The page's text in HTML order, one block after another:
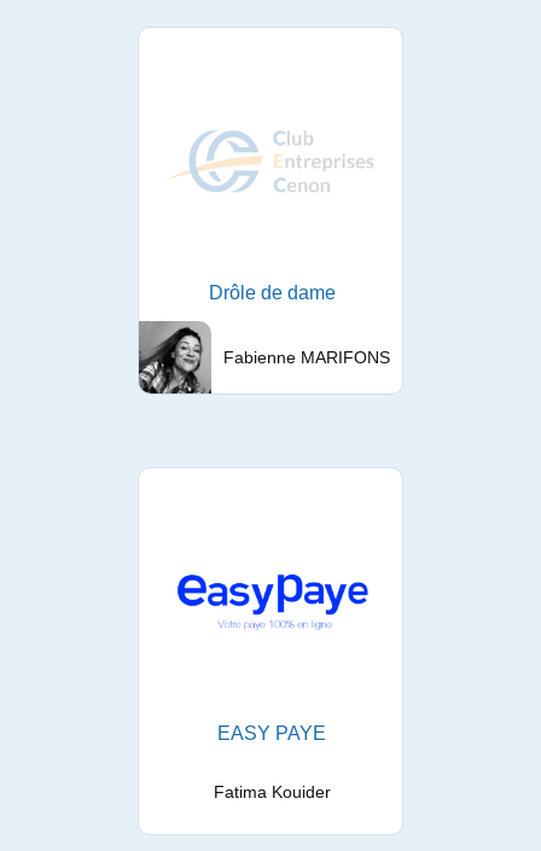
Drôle de dame
Fabienne MARIFONS
EASY PAYE
Fatima Kouider